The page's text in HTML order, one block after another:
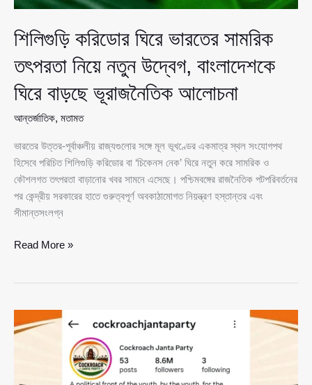
শিলিগুড়ি করিডোর ঘিরে ভারতের সামরিক
তৎপরতা নিয়ে নতুন উদ্বেগ, বাংলাদেশকে
ঘিরে বাড়ছে ভূরাজনৈতিক আলোচনা
আন্তর্জাতিক, মতামত
ভারতের উত্তর-পূর্বাঞ্চলীয় রাজ্যগুলোর সঙ্গে মূল ভূখণ্ডের একমাত্র স্থল সংযোগপথ
হিসেবে পরিচিত শিলিগুড়ি করিডোর বা ‘চিকেনস নেক’ ঘিরে নতুন করে সামরিক ও
কৌশলগত তৎপরতা বাড়ানোর খবর সামনে এসেছে। পশ্চিমবঙ্গের রাজনৈতিক পটপরিবর্তনের
পর কেন্দ্রীয় সরকারের হাতে গুরুত্বপূর্ণ অবকাঠামোগত নিয়ন্ত্রণ হস্তান্তর এবং
সীমান্তসংলগ্ন
শিলিগুড়ি
সামরিক
তৎপরতা
Read More »